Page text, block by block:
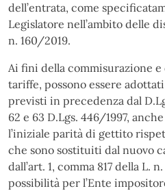
dell’entrata, come
Legislatore nell’ambito delle
n. 160/2019.
Ai fini della commisurazione
tariffe, possono essere
previsti in precedenza dal
62 e 63 D.Lgs. 446/1997,
l’iniziale parità di gettito
che sono sostituiti dal nuovo
dall’art. 1, comma 817 della L.
possibilità per l’Ente